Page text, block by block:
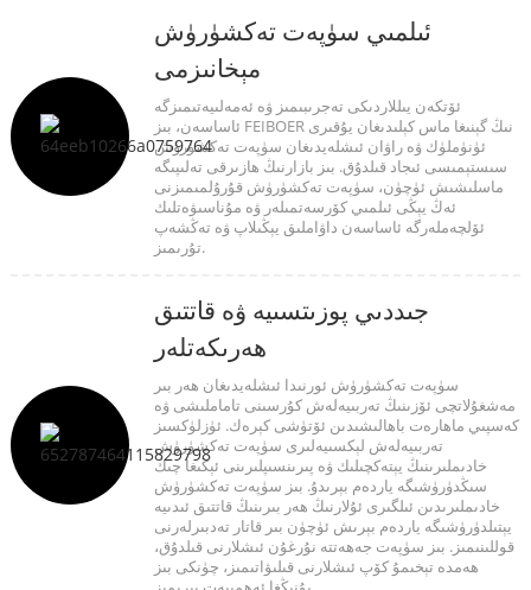
ئىلمىي سۈپەت تەكشۈرۈش
مېخانىزمى
ئۆتكەن يىللاردىكى تەجرىبىمىز ۋە ئەمەلىيەتىمىزگە
ئاساسەن، بىز FEIBOER نىڭ گېنىغا ماس كېلىدىغان يۇقىرى
ئۈنۈملۈك ۋە راۋان ئىشلەيدىغان سۈپەت تەكشۈرۈش
سىستېمىسى ئىجاد قىلدۇق. بىز بازارنىڭ ھازىرقى تەلىپىگە
ماسلىشىش ئۈچۈن، سۈپەت تەكشۈرۈش قۇرۇلمىمىزنى
ئەڭ يېڭى ئىلمىي كۆرسەتمىلەر ۋە مۇناسىۋەتلىك
ئۆلچەملەرگە ئاساسەن داۋاملىق يېڭىلاپ ۋە تەڭشەپ
تۇرىمىز.
جىددىي پوزىتسىيە ۋە قاتتىق
ھەرىكەتلەر
سۈپەت تەكشۈرۈش ئورنىدا ئىشلەيدىغان ھەر بىر
مەشغۇلاتچى ئۆزىنىڭ تەربىيەلەش كۇرسىنى تاماملىشى ۋە
كەسپىي ماھارەت باھالىشىدىن ئۆتۈشى كېرەك. ئۈزلۈكسىز
تەربىيەلەش لېكسىيەلىرى سۈپەت تەكشۈرۈش
خادىملىرىنىڭ يېتەكچىلىك ۋە پىرىنسىپلىرىنى ئېڭىغا چىڭ
سىڭدۈرۈشىگە ياردەم بېرىدۇ. بىز سۈپەت تەكشۈرۈش
خادىملىرىدىن ئىلگىرى ئۇلارنىڭ ھەر بىرىنىڭ قاتتىق ئىدىيە
يېتىلدۈرۈشىگە ياردەم بېرىش ئۈچۈن بىر قاتار تەدبىرلەرنى
قوللىنىمىز. بىز سۈپەت جەھەتتە نۇرغۇن ئىشلارنى قىلدۇق،
ھەمدە تېخىمۇ كۆپ ئىشلارنى قىلىۋاتىمىز، چۈنكى بىز